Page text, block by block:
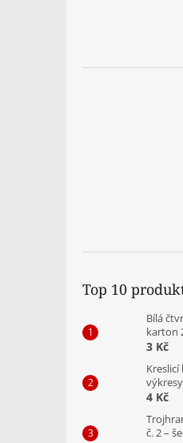
Top 10
Bílá
karton
3 Kč
výkresy
4 Kč
č. 2 –